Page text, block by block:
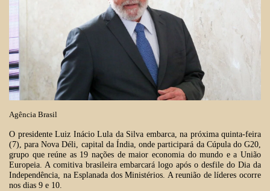
Agência Brasil
O presidente Luiz Inácio Lula da Silva embarca, na próxima quinta-feira
(7), para Nova Déli, capital da Índia, onde participará da Cúpula do G20,
grupo que reúne as 19 nações de maior economia do mundo e a União
Europeia. A comitiva brasileira embarcará logo após o desfile do Dia da
Independência, na Esplanada dos Ministérios. A reunião de líderes ocorre
nos dias 9 e 10.